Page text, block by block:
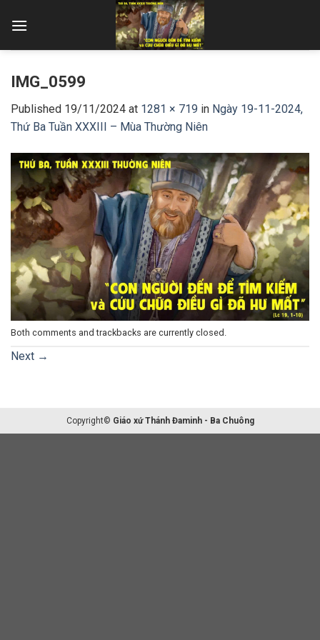
IMG_0599
Published 19/11/2024 at 1281 × 719 in Ngày 19-11-2024,
Thứ Ba Tuần XXXIII – Mùa Thường Niên
Both comments and trackbacks are currently closed.
Next →
Copyright© Giáo xứ Thánh Đaminh - Ba Chuông